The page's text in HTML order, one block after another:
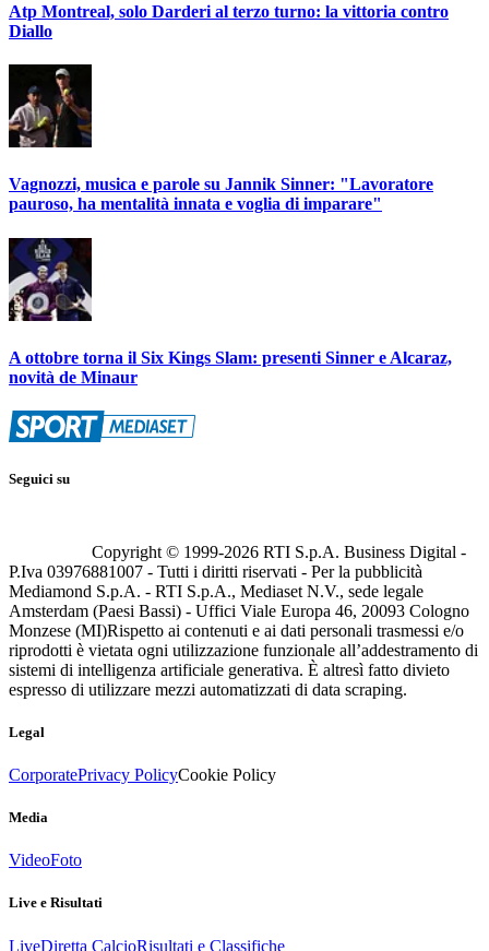
Atp Montreal, solo Darderi al terzo turno: la vittoria contro
Diallo
Vagnozzi, musica e parole su Jannik Sinner: "Lavoratore
pauroso, ha mentalità innata e voglia di imparare"
A ottobre torna il Six Kings Slam: presenti Sinner e Alcaraz,
novità de Minaur
Seguici su
Copyright © 1999-2026 RTI S.p.A. Business Digital -
P.Iva 03976881007 - Tutti i diritti riservati - Per la pubblicità
Mediamond S.p.A. - RTI S.p.A., Mediaset N.V., sede legale
Amsterdam (Paesi Bassi) - Uffici Viale Europa 46, 20093 Cologno
Monzese (MI)Rispetto ai contenuti e ai dati personali trasmessi e/o
riprodotti è vietata ogni utilizzazione funzionale all’addestramento di
sistemi di intelligenza artificiale generativa. È altresì fatto divieto
espresso di utilizzare mezzi automatizzati di data scraping.
Legal
CorporatePrivacy PolicyCookie Policy
Media
VideoFoto
Live e Risultati
LiveDiretta CalcioRisultati e Classifiche